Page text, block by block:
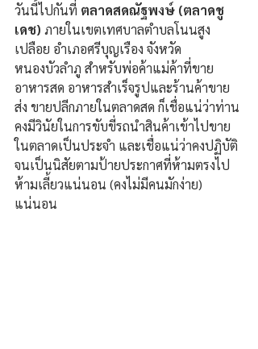
วันนี้ไปกันที่ ตลาดสดณัฐพงษ์ (ตลาดชู
เดช) ภายในเขตเทศบาลตำบลโนนสูง
เปลือย อำเภอศรีบุญเรือง จังหวัด
หนองบัวลำภู สำหรับพ่อค้าแม่ค้าที่ขาย
อาหารสด อาหารสำเร็จรูปและร้านค้าขาย
ส่ง ขายปลีกภายในตลาดสด ก็เชื่อแน่ว่าท่าน
คงมีวินัยในการขับขี่รถนำสินค้าเข้าไปขาย
ในตลาดเป็นประจำ และเชื่อแน่ว่าคงปฏิบัติ
จนเป็นนิสัยตามป้ายประกาศที่ห้ามตรงไป
ห้ามเลี้ยวแน่นอน (คงไม่มีคนมักง่าย)
แน่นอน